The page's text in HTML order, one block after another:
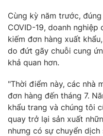
Hậu trường
Nhân vật
Khán giả
Điện ảnh
Âm nhạc
Sao
Đời sống
Du lịch
Làm đẹp
Chất lượng cuộc sống
Giáo dục
Tuyển sinh
Học trực tuyến
Công nghệ
Hitech Công nghệ tương
Sản phẩm
Giao lưu trực tuyến
Cùng kỳ năm trước,
COVID-19, doanh
kiếm đơn hàng xuất
do đứt gãy chuỗi cung
khả quan hơn.
"Thời điểm này, các nhà
đơn hàng đến tháng 7.
khẩu trang và chúng tôi
quay trở lại sản xuất
nhưng có sự chuyển